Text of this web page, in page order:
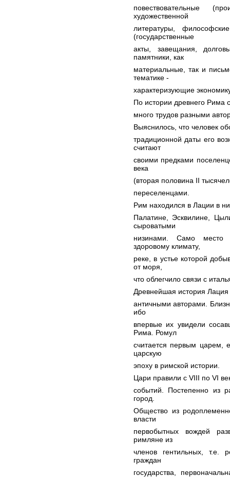
повествовательные
художественной
литературы,
(государственные
акты, завещания,
памятники, как
материальные, так и
тематике -
характеризующие
По истории древнего Рима
много трудов разными
Выяснилось, что человек
традиционной даты его
считают
своими предками
века
(вторая половина II
переселенцами.
Рим находился в Лации в
Палатине, Эсквилине,
сыроватыми
низинами. Само место
здоровому климату,
реке, в устье которой
от моря,
что облегчило связи с
Древнейшая история
античными авторами.
ибо
впервые их увидели
Рима. Ромул
считается первым царем,
царскую
эпоху в римской истории.
Цари правили с VIII по VI
событий. Постепенно из
город.
Общество из
власти
первобытных вождей
римляне из
членов гентильных, т.е.
граждан
государства,